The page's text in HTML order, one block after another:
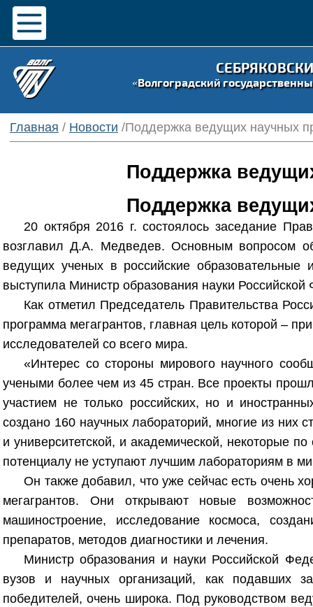
«Волгоградский
Главная / Новости /Поддержка ведущих научных
Поддержка
Поддержка
20 октября 2016 г. состоялось заседание
возглавил Д.А. Медведев. Основным вопросом
ведущих ученых в российские
выступила Министр образования науки
Как отметил Председатель Правительства
программа мегагрантов, главная цель которой –
исследователей со всего мира.
«Интерес со стороны мирового научного
учеными более чем из 45 стран. Все проекты
участием не только российских, но и
создано 160 научных лабораторий, многие из них
и университетской, и академической, некоторые
потенциалу не уступают лучшим лабораториям в
Он также добавил, что уже сейчас есть очень
мегагрантов. Они открывают новые
машиностроение, исследование космоса,
препаратов, методов диагностики и лечения.
Министр образования и науки Российской
вузов и научных организаций, как подавших
победителей, очень широка. Под руководством